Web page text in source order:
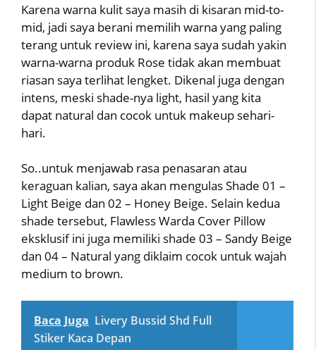
Karena warna kulit saya masih di kisaran mid-to-
mid, jadi saya berani memilih warna yang paling
terang untuk review ini, karena saya sudah yakin
warna-warna produk Rose tidak akan membuat
riasan saya terlihat lengket. Dikenal juga dengan
intens, meski shade-nya light, hasil yang kita
dapat natural dan cocok untuk makeup sehari-
hari.
So..untuk menjawab rasa penasaran atau
keraguan kalian, saya akan mengulas Shade 01 –
Light Beige dan 02 – Honey Beige. Selain kedua
shade tersebut, Flawless Warda Cover Pillow
eksklusif ini juga memiliki shade 03 – Sandy Beige
dan 04 – Natural yang diklaim cocok untuk wajah
medium to brown.
Baca Juga Livery Bussid Shd Full
Stiker Kaca Depan